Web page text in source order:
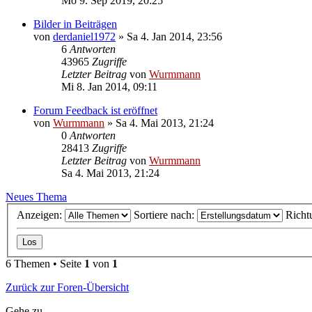
Bilder in Beiträgen
von derdaniel1972 » Sa 4. Jan 2014, 23:56
6 Antworten
43965 Zugriffe
Letzter Beitrag von Wurmmann
Mi 8. Jan 2014, 09:11
Forum Feedback ist eröffnet
von Wurmmann » Sa 4. Mai 2013, 21:24
0 Antworten
28413 Zugriffe
Letzter Beitrag von Wurmmann
Sa 4. Mai 2013, 21:24
Neues Thema
Anzeigen:
Sortiere nach:
6 Themen • Seite 1 von 1
Zurück zur Foren-Übersicht